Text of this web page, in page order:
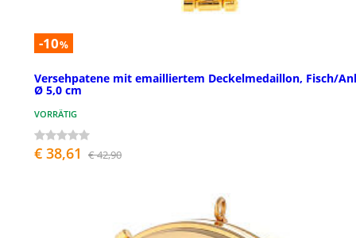
-10%
Versehpatene mit emailliertem Deckelmedaillon, Fisch/
Ø 5,0 cm
VORRÄTIG
€ 38,61 € 42,90